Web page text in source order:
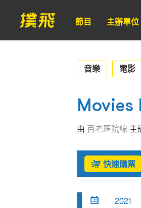
節目 主辦單位
音樂 電影
Movies
由 百老匯院線 主
快速購票
2021